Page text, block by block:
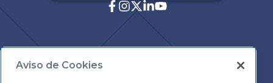
Aviso de Cookies